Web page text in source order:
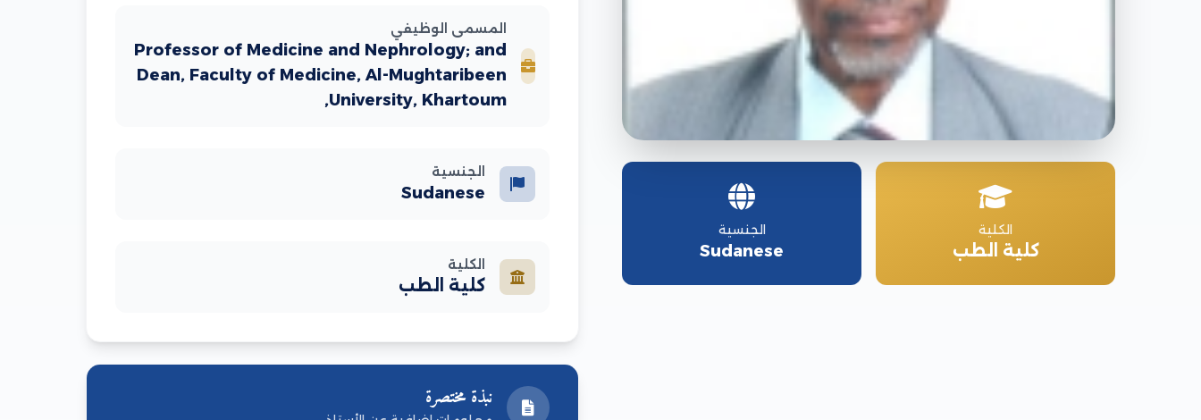
الكلية
كلية الطب
الجنسية
Sudanese
المسمى الوظيفي
Professor of Medicine and Nephrology; and
Dean, Faculty of Medicine, Al-Mughtaribeen
University, Khartoum,
الجنسية
Sudanese
الكلية
كلية الطب
نبذة مختصرة